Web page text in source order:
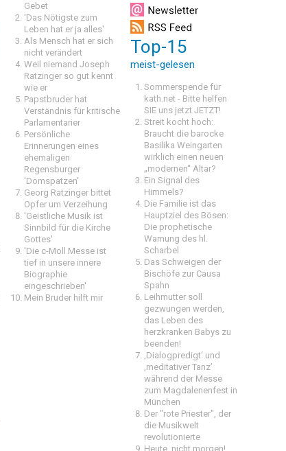
Gebet
'Das Nötigste zum
Leben hat er ja alles'
Als Mensch hat er sich
nicht verändert
Weil niemand Joseph
Ratzinger so gut kennt
wie er
Papstbruder hat
Verständnis für kritische
Parlamentarier
Persönliche
Erinnerungen eines
ehemaligen
Regensburger
'Domspatzen'
Georg Ratzinger bittet
Opfer um Verzeihung
'Geistliche Musik ist
Sinnbild für die Kirche
Gottes'
'Die c-Moll Messe ist
tief in unsere innere
Biographie
eingeschrieben'
Mein Bruder hilft mir
Top-15
meist-gelesen
Sommerspende für
kath.net - Bitte helfen
SIE uns jetzt JETZT!
Streit kocht hoch:
Braucht die barocke
Basilika Weingarten
wirklich einen neuen
„modernen“ Altar?
Ein Signal des
Himmels?
Die Familie ist das
Hauptziel des Bösen:
Die prophetische
Warnung des hl.
Scharbel
Das Schweigen der
Bischöfe zur Causa
Spahn
Leihmutter soll
gezwungen werden,
das Leben des
herzkranken Babys zu
beenden!
‚Dialogpredigt‘ und
‚meditativer Tanz’
während der Messe
zum Magdalenenfest in
München
Der "rote Priester", der
die Musikwelt
revolutionierte
Heute, nicht morgen!